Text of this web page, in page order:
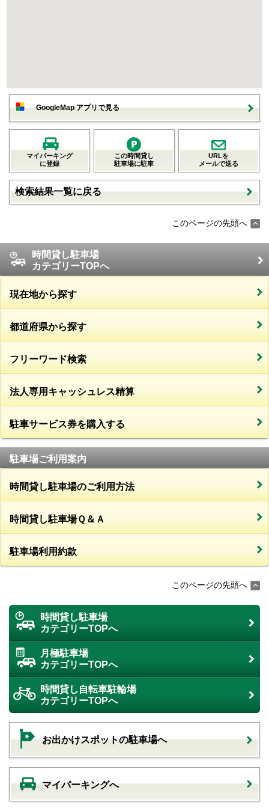
GoogleMap アプリで見る
マイパーキング
に登録
この時間貸し
駐車場に駐車
URLを
メールで送る
検索結果一覧に戻る
このページの先頭へ
時間貸し駐車場
カテゴリーTOPへ
現在地から探す
都道府県から探す
フリーワード検索
法人専用キャッシュレス精算
駐車サービス券を購入する
駐車場ご利用案内
時間貸し駐車場のご利用方法
時間貸し駐車場Ｑ＆Ａ
駐車場利用約款
このページの先頭へ
時間貸し駐車場
カテゴリーTOPへ
月極駐車場
カテゴリーTOPへ
時間貸し自転車駐輪場
カテゴリーTOPへ
お出かけスポットの駐車場へ
マイパーキングへ